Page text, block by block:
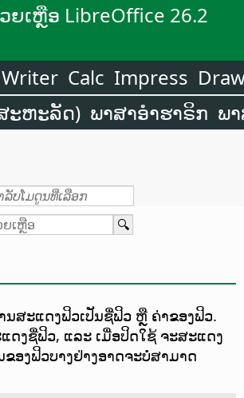
ຍເຫຼືອ LibreOffice 26.2
Writer Calc Impress
ະຫະລັດ) ພາສາອຳຮາຣິກ ພ
ສະແດງຟິວເປັນຊື່ຟິວ ຫຼື ຄ່າຂອງຟິວ.
ດງຊື່ຟິວ, ແລະ ເມື່ອປິດໃຊ້ ຈະສະແດງ
ຂອງຟິວບາງຢ່າງອາດຈະບໍ່ສາມາດ